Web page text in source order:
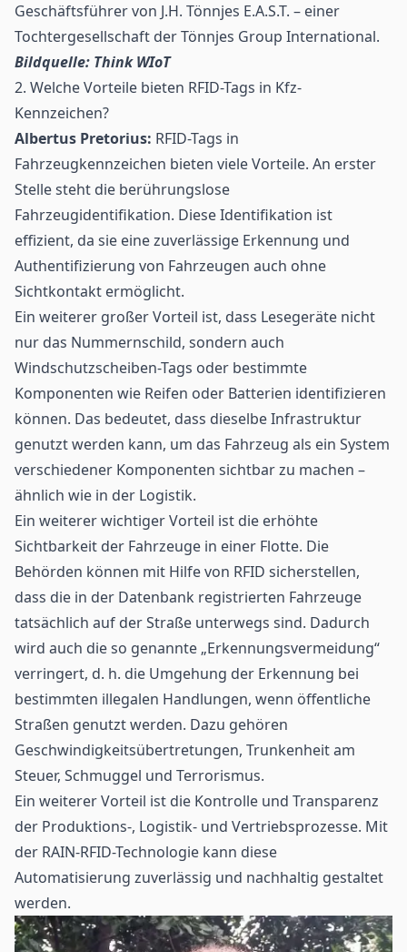
Geschäftsführer von J.H. Tönnjes E.A.S.T. – einer
Tochtergesellschaft der Tönnjes Group International.
Bildquelle: Think WIoT
2. Welche Vorteile bieten RFID-Tags in Kfz-
Kennzeichen?
Albertus Pretorius: RFID-Tags in
Fahrzeugkennzeichen bieten viele Vorteile. An erster
Stelle steht die berührungslose
Fahrzeugidentifikation. Diese Identifikation ist
effizient, da sie eine zuverlässige Erkennung und
Authentifizierung von Fahrzeugen auch ohne
Sichtkontakt ermöglicht.
Ein weiterer großer Vorteil ist, dass Lesegeräte nicht
nur das Nummernschild, sondern auch
Windschutzscheiben-Tags oder bestimmte
Komponenten wie Reifen oder Batterien identifizieren
können. Das bedeutet, dass dieselbe Infrastruktur
genutzt werden kann, um das Fahrzeug als ein System
verschiedener Komponenten sichtbar zu machen –
ähnlich wie in der Logistik.
Ein weiterer wichtiger Vorteil ist die erhöhte
Sichtbarkeit der Fahrzeuge in einer Flotte. Die
Behörden können mit Hilfe von RFID sicherstellen,
dass die in der Datenbank registrierten Fahrzeuge
tatsächlich auf der Straße unterwegs sind. Dadurch
wird auch die so genannte „Erkennungsvermeidung“
verringert, d. h. die Umgehung der Erkennung bei
bestimmten illegalen Handlungen, wenn öffentliche
Straßen genutzt werden. Dazu gehören
Geschwindigkeitsübertretungen, Trunkenheit am
Steuer, Schmuggel und Terrorismus.
Ein weiterer Vorteil ist die Kontrolle und Transparenz
der Produktions-, Logistik- und Vertriebsprozesse. Mit
der RAIN-RFID-Technologie kann diese
Automatisierung zuverlässig und nachhaltig gestaltet
werden.